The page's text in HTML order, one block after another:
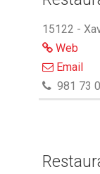
15122 -
Web
Email
981 73